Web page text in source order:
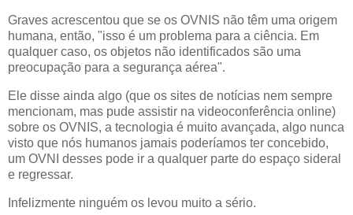
Graves acrescentou que se os OVNIS não têm uma origem
humana, então, "isso é um problema para a ciência. Em
qualquer caso, os objetos não identificados são uma
preocupação para a segurança aérea".
Ele disse ainda algo (que os sites de notícias nem sempre
mencionam, mas pude assistir na videoconferência online)
sobre os OVNIS, a tecnologia é muito avançada, algo nunca
visto que nós humanos jamais poderíamos ter concebido,
um OVNI desses pode ir a qualquer parte do espaço sideral
e regressar.
Infelizmente ninguém os levou muito a sério.